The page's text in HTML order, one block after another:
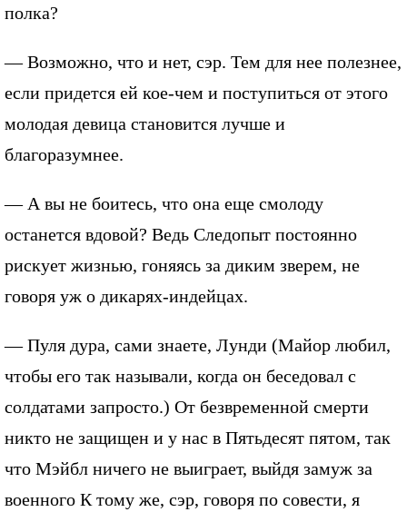
полка?
— Возможно, что и нет, сэр. Тем для нее полезнее,
если придется ей кое-чем и поступиться от этого
молодая девица становится лучше и
благоразумнее.
— А вы не боитесь, что она еще смолоду
останется вдовой? Ведь Следопыт постоянно
рискует жизнью, гоняясь за диким зверем, не
говоря уж о дикарях-индейцах.
— Пуля дура, сами знаете, Лунди (Майор любил,
чтобы его так называли, когда он беседовал с
солдатами запросто.) От безвременной смерти
никто не защищен и у нас в Пятьдесят пятом, так
что Мэйбл ничего не выиграет, выйдя замуж за
военного К тому же, сэр, говоря по совести, я